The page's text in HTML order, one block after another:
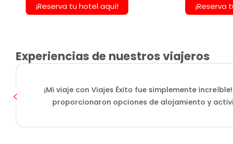
¡Reserva tu hotel aquí!
¡Reserva
Experiencias de nuestros viajeros
¡Mi viaje con Viajes Éxito fue simplemente
proporcionaron opciones de alojamiento y